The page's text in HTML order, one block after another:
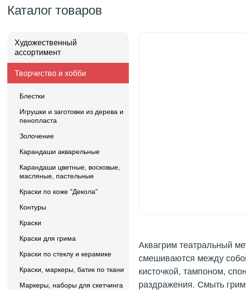
Каталог товаров
Художественный
ассортимент
Творчество и хобби
Блестки
Игрушки и заготовки из дерева и
пенопласта
Золочение
Карандаши акварельные
Карандаши цветные, восковые,
масляные, пастельные
Краски по коже "Декола"
Контуры
Краски
Краски для грима
Краски по стеклу и керамике
Краски, маркеры, батик по ткани
Маркеры, наборы для скетчинга
Аквагрим театральный
смешиваются между
кисточкой, тампоном,
раздражения. Смыть